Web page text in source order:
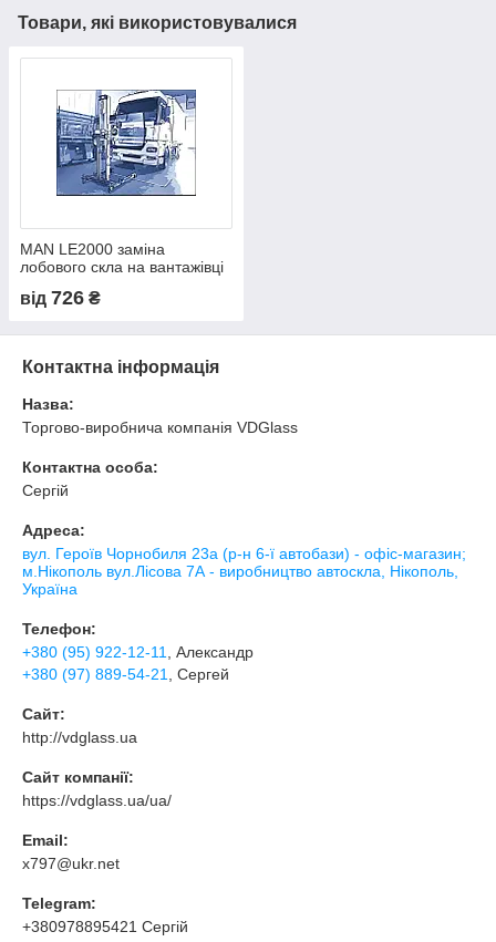
Товари, які використовувалися
MAN LE2000 заміна
лобового скла на вантажівці
від 726 ₴
Контактна інформація
Назва:
Торгово-виробнича компанія VDGlass
Контактна особа:
Сергій
Адреса:
вул. Героїв Чорнобиля 23а (р-н 6-ї автобази) - офіс-магазин;
м.Нікополь вул.Лісова 7А - виробництво автоскла, Нікополь,
Україна
Телефон:
+380 (95) 922-12-11
, Александр
+380 (97) 889-54-21
, Сергей
Сайт:
http://vdglass.ua
Сайт компанії:
https://vdglass.ua/ua/
Email:
x797@ukr.net
Telegram:
+380978895421 Сергій